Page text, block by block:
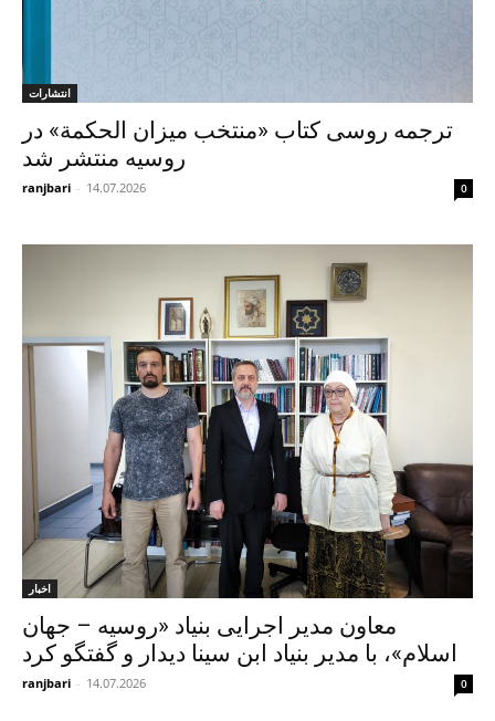
انتشارات
ترجمه روسی کتاب «منتخب میزان الحکمة» در
روسیه منتشر شد
ranjbari - 14.07.2026 0
اخبار
معاون مدیر اجرایی بنیاد «روسیه – جهان
اسلام»، با مدیر بنیاد ابن سینا دیدار و گفتگو کرد
ranjbari - 14.07.2026 0